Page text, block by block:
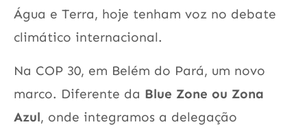
Água e Terra, hoje tenham voz no debate
climático internacional.
Na COP 30, em Belém do Pará, um novo
marco. Diferente da Blue Zone ou Zona
Azul, onde integramos a delegação